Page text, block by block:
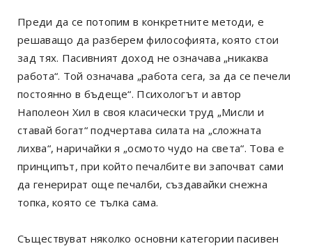
Преди да се потопим в конкретните методи, е
решаващо да разберем философията, която стои
зад тях. Пасивният доход не означава „никаква
работа“. Той означава „работа сега, за да се печели
постоянно в бъдеще“. Психологът и автор
Наполеон Хил в своя класически труд „Мисли и
ставай богат“ подчертава силата на „сложната
лихва“, наричайки я „осмото чудо на света“. Това е
принципът, при който печалбите ви започват сами
да генерират още печалби, създавайки снежна
топка, която се тълка сама.
Съществуват няколко основни категории пасивен